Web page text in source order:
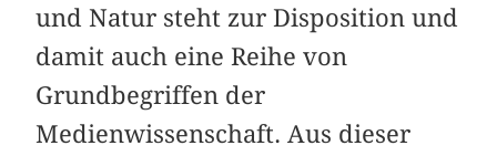
und Natur steht zur Disposition und
damit auch eine Reihe von
Grundbegriffen der
Medienwissenschaft. Aus dieser